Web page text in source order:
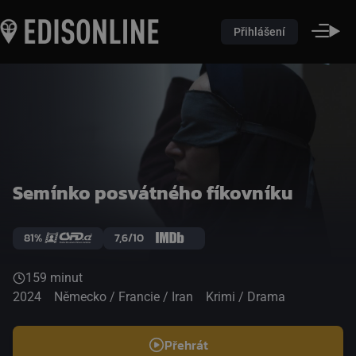
Přihlášení
Semínko posvátného fíkovníku
81% 7,6/10
159 minut
2024
Německo / Francie / Iran Krimi / Drama
Přehrát